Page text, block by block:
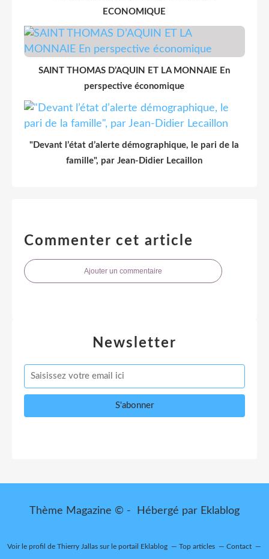
ECONOMIQUE
SAINT THOMAS D’AQUIN ET LA MONNAIE En
perspective économique
"Devant l’état d’alerte démographique, le pari de la
famille", par Jean-Didier Lecaillon
Commenter cet article
Ajouter un commentaire
Newsletter
Thème Magazine © - Hébergé par Eklablog
Voir le profil deThierry Jallas sur le portail Eklablog Top articles Contact